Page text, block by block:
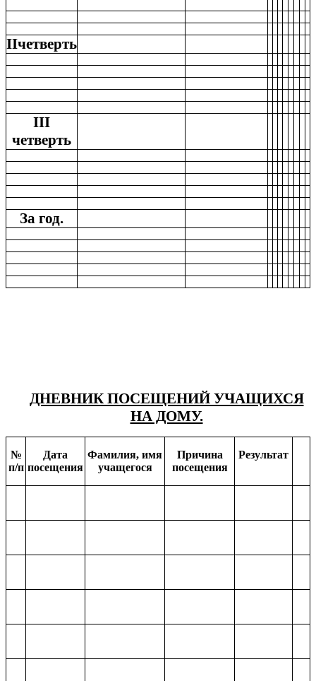
IIчетверть
III
четверть
За год.
ДНЕВНИК ПОСЕЩЕНИЙ УЧАЩИХСЯ
НА ДОМУ.
№
п/п
Дата
посещения
Фамилия, имя
учащегося
Причина
посещения
Результат